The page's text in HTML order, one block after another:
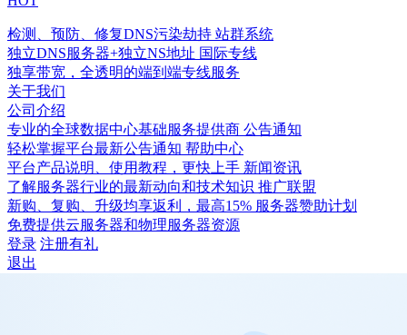
检测、预防、修复DNS污染劫持 站群系统
独立DNS服务器+独立NS地址 国际专线
独享带宽，全透明的端到端专线服务
关于我们
公司介绍
专业的全球数据中心基础服务提供商 公告通知
轻松掌握平台最新公告通知 帮助中心
平台产品说明、使用教程，更快上手 新闻资讯
了解服务器行业的最新动向和技术知识 推广联盟
新购、复购、升级均享返利，最高15% 服务器赞助计划
免费提供云服务器和物理服务器资源
登录 注册有礼
退出